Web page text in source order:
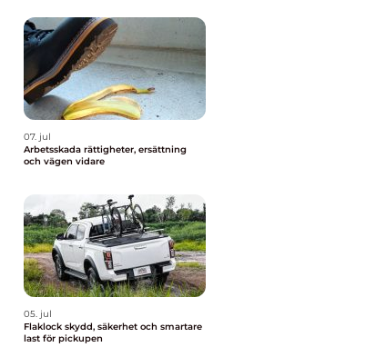
07. jul
Arbetsskada rättigheter, ersättning
och vägen vidare
05. jul
Flaklock skydd, säkerhet och smartare
last för pickupen